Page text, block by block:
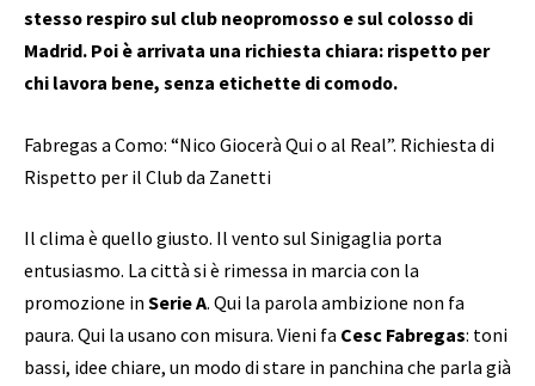
stesso respiro sul club neopromosso e sul colosso di
Madrid. Poi è arrivata una richiesta chiara: rispetto per
chi lavora bene, senza etichette di comodo.
Fabregas a Como: “Nico Giocerà Qui o al Real”. Richiesta di
Rispetto per il Club da Zanetti
Il clima è quello giusto. Il vento sul Sinigaglia porta
entusiasmo. La città si è rimessa in marcia con la
promozione in Serie A. Qui la parola ambizione non fa
paura. Qui la usano con misura. Vieni fa Cesc Fabregas: toni
bassi, idee chiare, un modo di stare in panchina che parla già